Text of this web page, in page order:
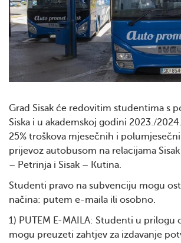
Grad Sisak će redovitim studentima s
Siska i u akademskoj godini 2023./
25% troškova mjesečnih i
prijevoz autobusom na relacijama
– Petrinja i Sisak – Kutina.
Studenti pravo na subvenciju mogu
načina: putem e-maila ili osobno.
1) PUTEM E-MAILA: Studenti u prilogu
mogu preuzeti zahtjev za izdavanje